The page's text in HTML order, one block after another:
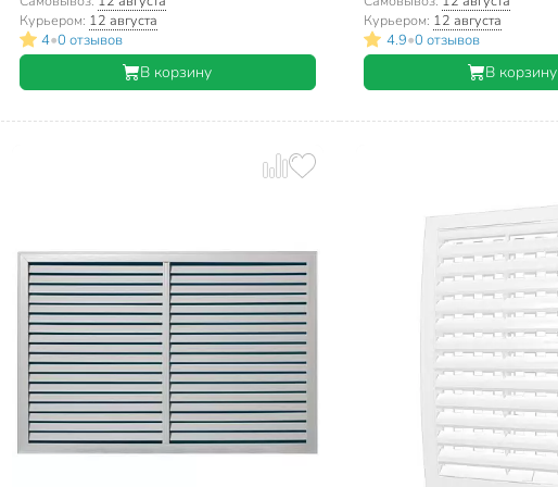
Курьером: 12 августа
4•0 отзывов
В корзину
Курьером: 12 августа
4.9•0 отзывов
В корзину